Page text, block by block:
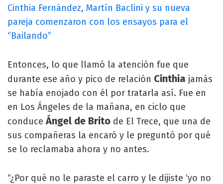
Cinthia Fernández, Martín Baclini y su nueva
pareja comenzaron con los ensayos para el
“Bailando”
Entonces, lo que llamó la atención fue que
durante ese año y pico de relación Cinthia jamás
se había enojado con él por tratarla así. Fue en
en Los Ángeles de la mañana, en ciclo que
conduce Ángel de Brito de El Trece, que una de
sus compañeras la encaró y le preguntó por qué
se lo reclamaba ahora y no antes.
“¿Por qué no le paraste el carro y le dijiste ‘yo no